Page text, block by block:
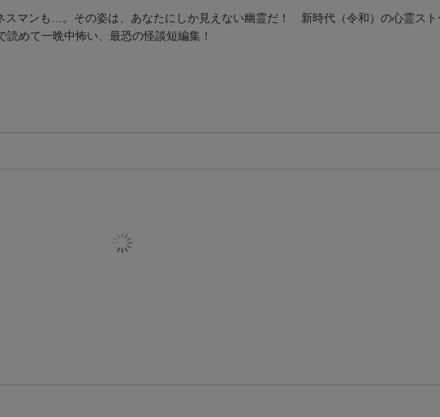
スマンも…。その姿は、あなたにしか見えない幽霊だ！ 新時代（令和）の心霊スト
めて一晩中怖い、最恐の怪談短編集！